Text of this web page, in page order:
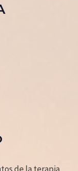
de la terapia